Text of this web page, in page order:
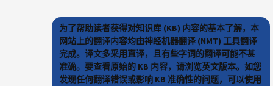
为了帮助读者获得对知识库 (KB) 内容的基本了解，本
网站上的翻译内容均由神经机器翻译 (NMT) 工具翻译
完成。译文多采用直译，且有些字词的翻译可能不甚
准确。要查看原始的 KB 内容，请浏览英文版本。如您
发现任何翻译错误或影响 KB 准确性的问题，可以使用